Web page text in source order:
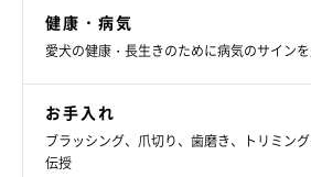
のことがもっと愛おしくなるでしょう。
健康・病気
愛犬の健康・長生きのために病気のサイン
お手入れ
ブラッシング、爪切り、歯磨き、トリミン
伝授